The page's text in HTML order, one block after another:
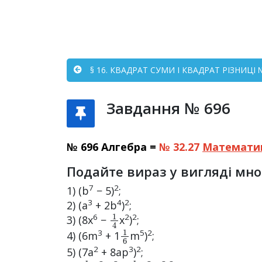
§ 16. КВАДРАТ СУМИ І КВАДРАТ РІЗНИЦІ
Завдання № 696
№ 696 Алгебра = № 32.27
Подайте вираз у вигляді
1) (b7 − 5)2;
2) (a3 + 2b4)2;
3) (8x6 − 1 4
x2)2;
4) (6m3 + 11 6m5)2;
5) (7a2 + 8ap3)2;
12 1 3